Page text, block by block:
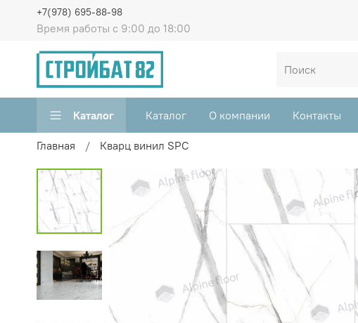
Время работы с 9:00 до 18:00
+7(978) 695-88-98
Каталог Каталог О компании Контакты
Главная Кварц винил SPC